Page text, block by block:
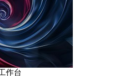
作台